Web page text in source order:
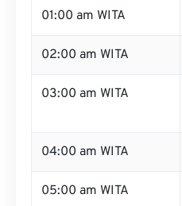
01:00 am WITA
02:00 am WITA
03:00 am WITA
04:00 am WITA
05:00 am WITA